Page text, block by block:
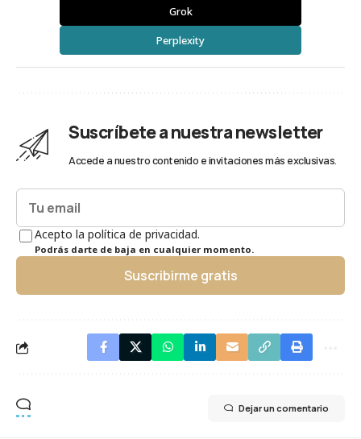
Grok
Perplexity
Suscríbete a nuestra newsletter
Accede a nuestro contenido e invitaciones más exclusivas.
Acepto la política de privacidad.
Podrás darte de baja en cualquier momento.
Suscribirme gratis
Dejar un comentario